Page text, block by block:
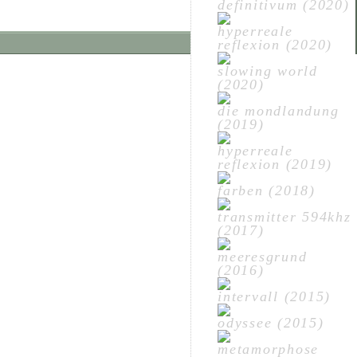
definitivum (2020)
hyperreale
reflexion (2020)
slowing world
(2020)
die mondlandung
(2019)
hyperreale
reflexion (2019)
farben (2018)
transmitter 594khz
(2017)
meeresgrund
(2016)
intervall (2015)
odyssee (2015)
metamorphose